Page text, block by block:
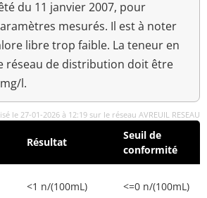
du 11 janvier 2007, pour
mesurés. Il est à noter
libre trop faible. La teneur en
réseau de distribution doit être
l.
le 27-01-2026 à 12:19 sur le réseau AVREUIL RESEAU
Résultat
Seuil de
conformité
<1 n/(100mL) <=0 n/(100mL)